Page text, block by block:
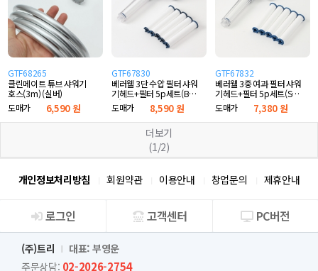
GTF68265
클린메이트 튜브 샤워기
호스(3m) (실버)
도매가
6,590 원
GTF67830
베러웰 3단 수압 필터 샤워
기헤드+필터 5p세트(B타
입)
도매가 8,590 원
GTF67832
베러웰 3중 여과 필터 샤워
기헤드+필터 5p세트(S타
입)
도매가 7,380 원
더보기
(1/2)
개인정보처리방침 회원약관 이용안내 창업문의 제휴안내
회사소개
로그인 고객센터 PC버전
(주)트리
대표: 부영운
주문상담: 02-2026-2754